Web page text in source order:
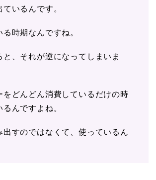
いるんです。
時期なんですね。
と、それが逆になってしまいま
をどんどん消費しているだけの時
んですよね。
出すのではなくて、使っているん